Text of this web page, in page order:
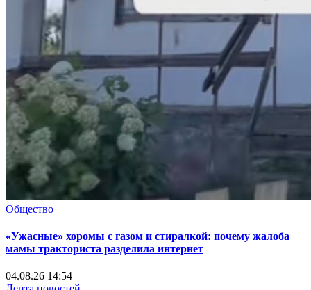
Общество
«Ужасные» хоромы с газом и стиралкой: почему жалоба
мамы тракториста разделила интернет
04.08.26 14:54